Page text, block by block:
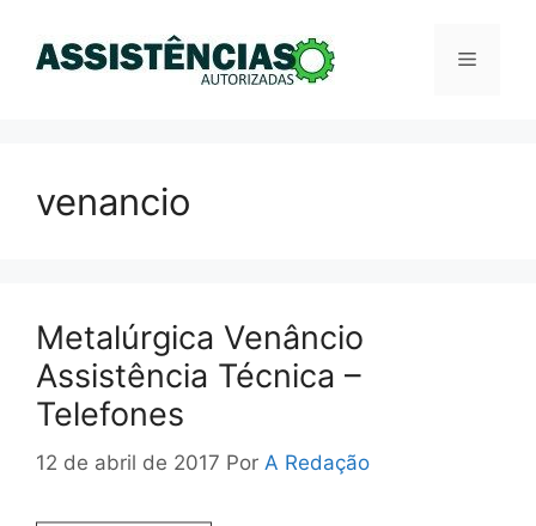
Menu
venancio
Metalúrgica Venâncio
Assistência Técnica –
Telefones
12 de abril de 2017 Por A Redação